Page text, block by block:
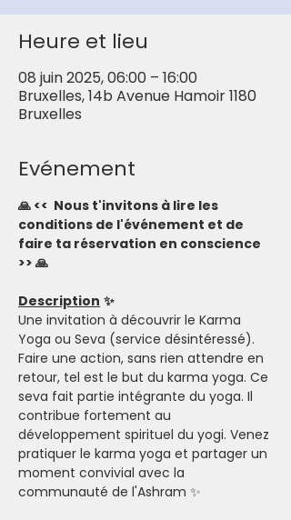
Heure et lieu
08 juin 2025, 06:00 – 16:00
Bruxelles, 14b Avenue Hamoir 1180
Bruxelles
Evénement
🙏 <<  Nous t'invitons à lire les
conditions de l'événement et de
faire ta réservation en conscience
>> 🙏
Description ✨
Une invitation à découvrir le Karma
Yoga ou Seva (service désintéressé).
Faire une action, sans rien attendre en
retour, tel est le but du karma yoga. Ce
seva fait partie intégrante du yoga. Il
contribue fortement au
développement spirituel du yogi. Venez
pratiquer le karma yoga et partager un
moment convivial avec la
communauté de l'Ashram ✨